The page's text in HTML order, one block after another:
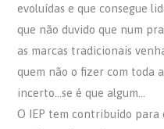
evoluídas e que consegue
que não duvido que num
as marcas tradicionais
quem não o fizer com toda
incerto…se é que algum…
O IEP tem contribuído para